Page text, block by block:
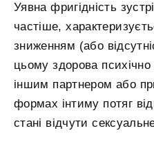
Уявна фригідність
частіше,
зниженням (або
цьому здорова
іншим партнером або
формах інтиму потяг
стані відчути